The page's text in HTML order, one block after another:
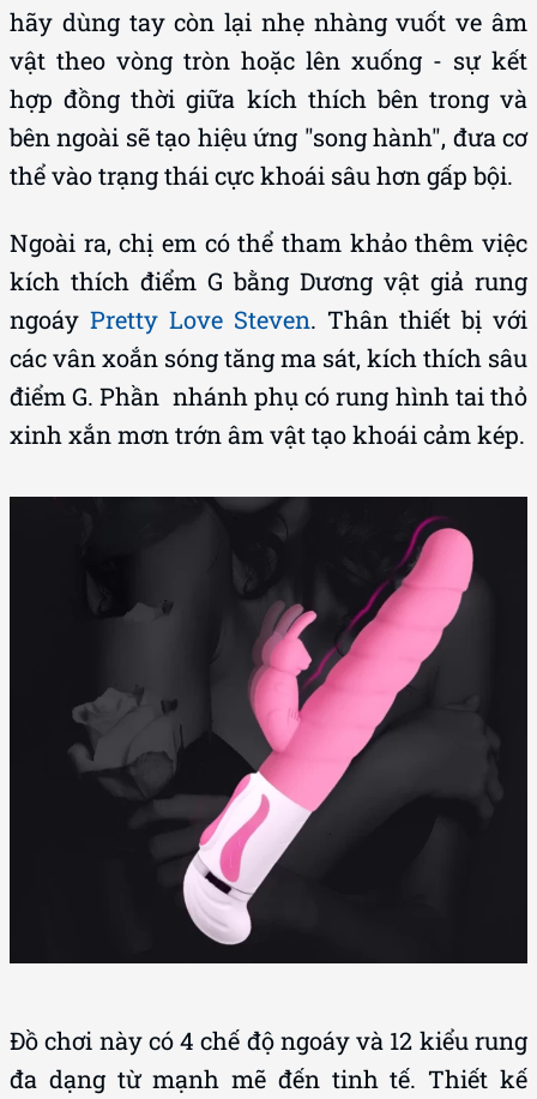
hãy dùng tay còn lại nhẹ nhàng vuốt ve âm
vật theo vòng tròn hoặc lên xuống - sự kết
hợp đồng thời giữa kích thích bên trong và
bên ngoài sẽ tạo hiệu ứng "song hành", đưa cơ
thể vào trạng thái cực khoái sâu hơn gấp bội.
Ngoài ra, chị em có thể tham khảo thêm việc
kích thích điểm G bằng Dương vật giả rung
ngoáy Pretty Love Steven. Thân thiết bị với
các vân xoắn sóng tăng ma sát, kích thích sâu
điểm G. Phần nhánh phụ có rung hình tai thỏ
xinh xắn mơn trớn âm vật tạo khoái cảm kép.
Đồ chơi này có 4 chế độ ngoáy và 12 kiểu rung
đa dạng từ mạnh mẽ đến tinh tế. Thiết kế